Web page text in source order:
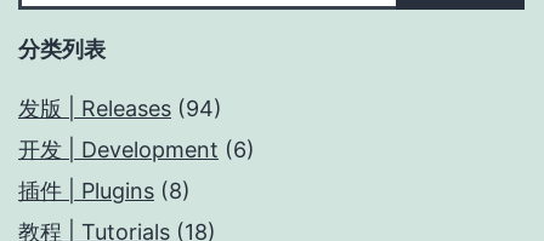
分类列表
发版 | Releases (94)
开发 | Development (6)
插件 | Plugins (8)
教程 | Tutorials (18)